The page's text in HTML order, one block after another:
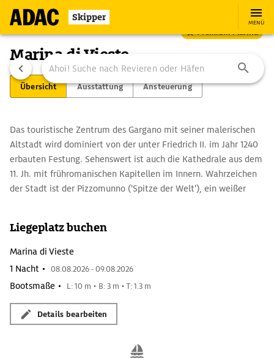
Skipper MENÜ
Premium Marina
Marina di Vieste
Übersicht Ausstattung Ansteuerung
Das touristische Zentrum des Gargano mit seiner malerischen
Altstadt wird dominiert von der unter Friedrich II. im Jahr 1240
erbauten Festung. Sehenswert ist auch die Kathedrale aus dem
11. Jh. mit frühromanischen Kapitellen im Innern. Wahrzeichen
der Stadt ist der Pizzomunno ('Spitze der Welt'), ein weißer
Hauptattraktion der Region entdecken: die bizarren
Küstenformationen und farbig leuchtenden Grotten an der
Liegeplatz buchen
Marina di Vieste
1 Nacht • 08.08.2026 - 09.08.2026
Bootsmaße • L: 10 m • B: 3 m • T: 1.3 m
Details bearbeiten